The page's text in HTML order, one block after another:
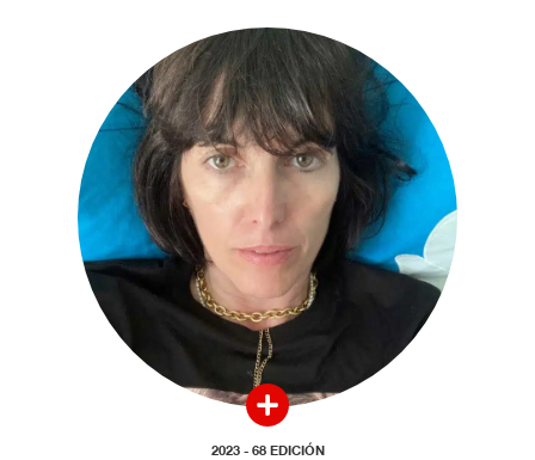
2023 - 68 EDICIÓN